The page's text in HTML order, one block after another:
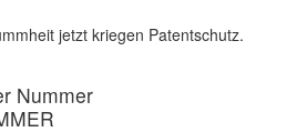
jetzt kriegen Patentschutz.
Nummer